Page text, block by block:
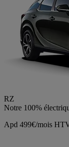
RZ
Notre 100%
Apd 499€/mois